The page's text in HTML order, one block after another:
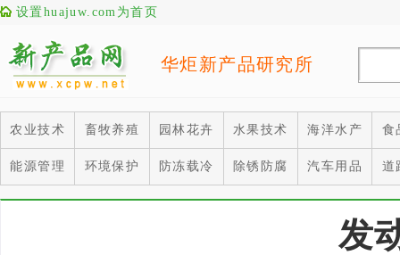
设置huajuw.com为首页
华炬新产品研究所
农业技术 畜牧养殖 园林花卉 水果技术 海洋水产 食
能源管理 环境保护 防冻载冷 除锈防腐 汽车用品 道
发